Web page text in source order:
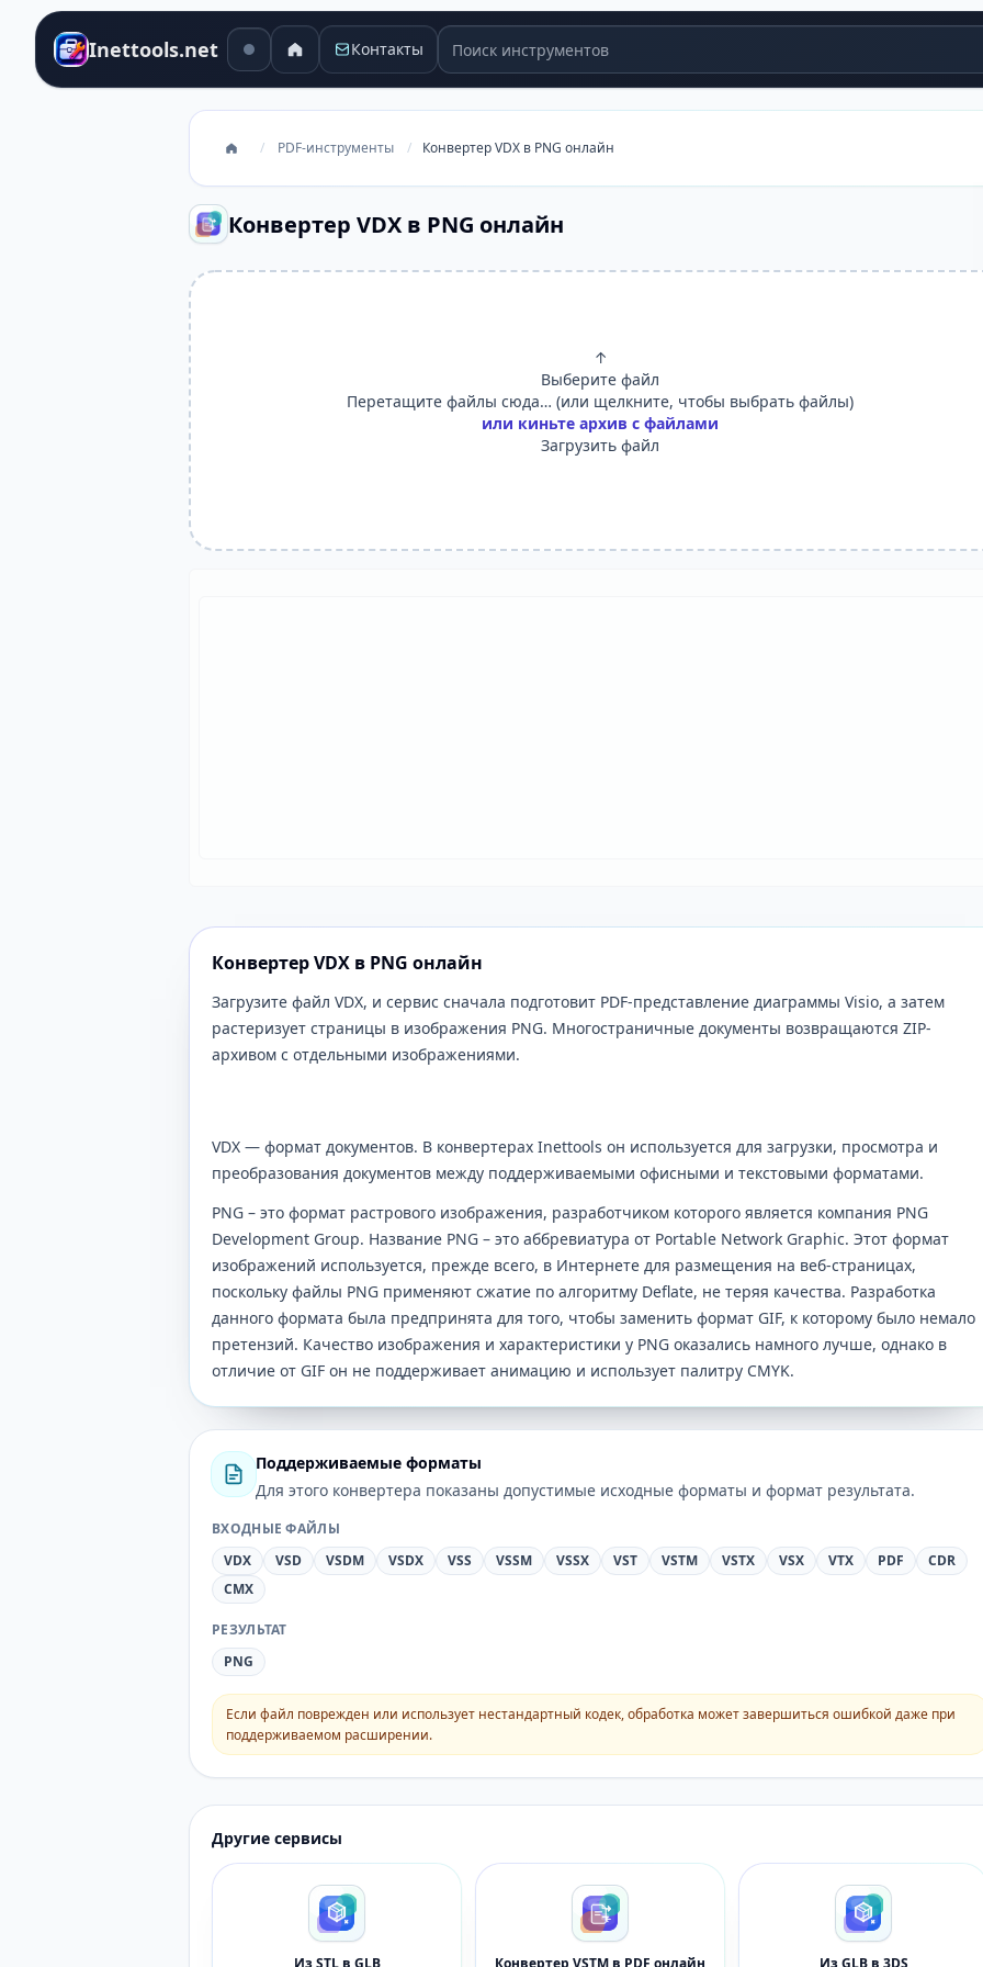
Inettools.net Контакты Поиск инструментов
/ PDF-инструменты / Конвертер VDX в PNG онлайн
Конвертер VDX в PNG онлайн
↑
Выберите файл
Перетащите файлы сюда… (или щелкните, чтобы выбрать файлы)
или киньте архив с файлами
Загрузить файл
Конвертер VDX в PNG онлайн
Загрузите файл VDX, и сервис сначала подготовит PDF-представление диаграммы Visio, а затем
растеризует страницы в изображения PNG. Многостраничные документы возвращаются ZIP-
архивом с отдельными изображениями.
VDX — формат документов. В конвертерах Inettools он используется для загрузки, просмотра и
преобразования документов между поддерживаемыми офисными и текстовыми форматами.
PNG – это формат растрового изображения, разработчиком которого является компания PNG
Development Group. Название PNG – это аббревиатура от Portable Network Graphic. Этот формат
изображений используется, прежде всего, в Интернете для размещения на веб-страницах,
поскольку файлы PNG применяют сжатие по алгоритму Deflate, не теряя качества. Разработка
данного формата была предпринята для того, чтобы заменить формат GIF, к которому было немало
претензий. Качество изображения и характеристики у PNG оказались намного лучше, однако в
отличие от GIF он не поддерживает анимацию и использует палитру CMYK.
Поддерживаемые форматы
Для этого конвертера показаны допустимые исходные форматы и формат результата.
ВХОДНЫЕ ФАЙЛЫ
VDX
VSD VSDM VSDX VSS VSSM VSSX VST VSTM VSTX VSX VTX PDF
CDR
CMX
РЕЗУЛЬТАТ
PNG
Если файл поврежден или использует нестандартный кодек, обработка может завершиться ошибкой даже при
поддерживаемом расширении.
Другие сервисы
Из STL в GLB Конвертер VSTM в PDF онлайн Из GLB в 3DS